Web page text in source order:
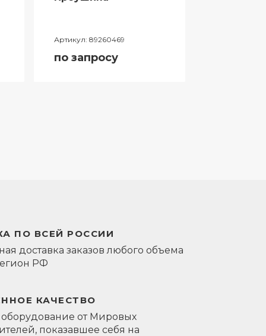
Артикул: 89260469
по запросу
ПО ВСЕЙ РОССИИ
доставка заказов любого объема
РФ
КАЧЕСТВО
оборудование от Мировых
показавшее себя на